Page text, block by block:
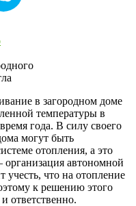
в загородном доме
температуры в
года. В силу своего
могут быть
отопления, а это
организация автономной
учесть, что на отопление
к решению этого
ответственно.